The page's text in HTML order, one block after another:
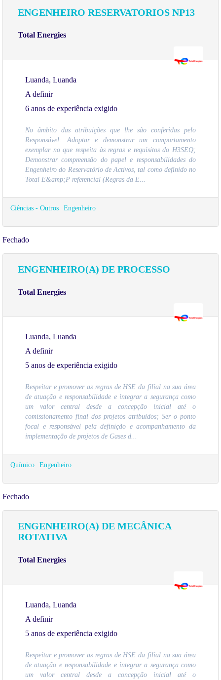
ENGENHEIRO RESERVATORIOS NP13
Total Energies
Luanda, Luanda
A definir
6 anos de experiência exigido
No âmbito das atribuições que lhe são conferidas pelo
Responsável: Adoptar e demonstrar um comportamento
exemplar no que respeita às regras e requisitos do H3SEQ;
Demonstrar compreensão do papel e responsabilidades do
Engenheiro do Reservatório de Activos, tal como definido no
Total E&amp;P referencial (Regras da E...
Ciências - Outros Engenheiro
Fechado
ENGENHEIRO(A) DE PROCESSO
Total Energies
Luanda, Luanda
A definir
5 anos de experiência exigido
Respeitar e promover as regras de HSE da filial na sua área
de atuação e responsabilidade e integrar a segurança como
um valor central desde a concepção inicial até o
comissionamento final dos projetos atribuídos; Ser o ponto
focal e responsável pela definição e acompanhamento da
implementação de projetos de Gases d...
Químico Engenheiro
Fechado
ENGENHEIRO(A) DE MECÂNICA
ROTATIVA
Total Energies
Luanda, Luanda
A definir
5 anos de experiência exigido
Respeitar e promover as regras de HSE da filial na sua área
de atuação e responsabilidade e integrar a segurança como
um valor central desde a concepção inicial até o